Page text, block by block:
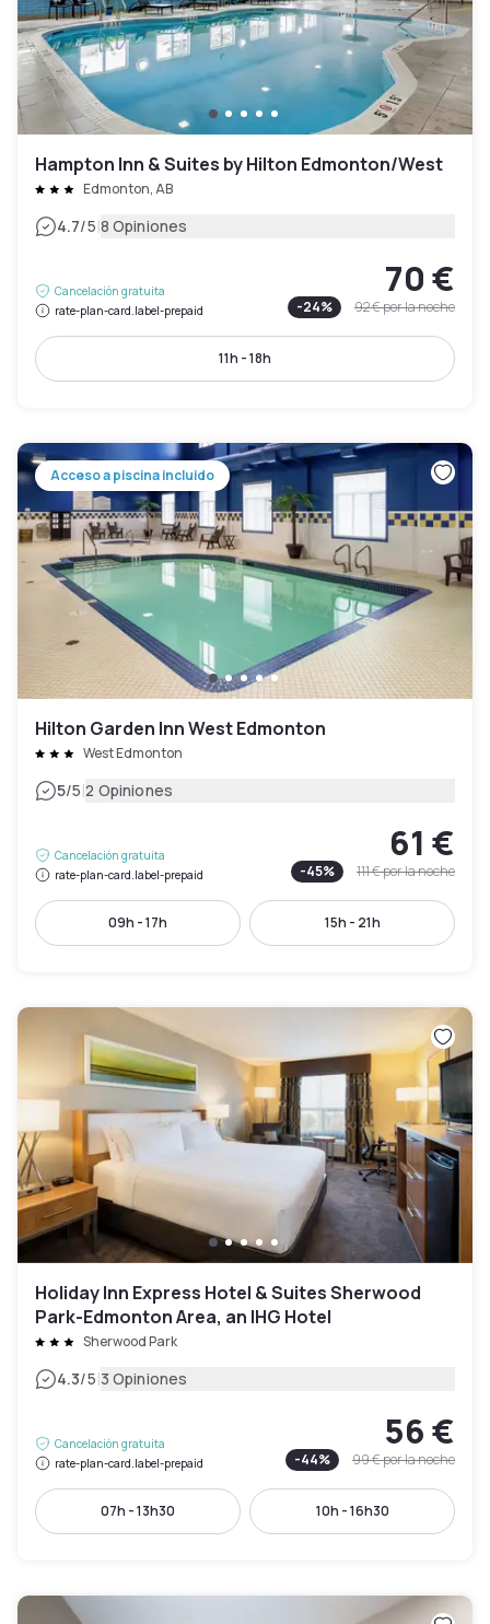
Hampton Inn & Suites by Hilton Edmonton/West
Edmonton, AB
4.7/5|8 Opiniones
Cancelación gratuita
rate-plan-card.label-prepaid
70 €
-24% 92 €por la noche
11h - 18h
Acceso a piscina incluido
Hilton Garden Inn West Edmonton
West Edmonton
5/5|2 Opiniones
Cancelación gratuita
rate-plan-card.label-prepaid
61 €
-45% 111 €por la noche
09h - 17h 15h - 21h
Holiday Inn Express Hotel & Suites Sherwood
Park-Edmonton Area, an IHG Hotel
Sherwood Park
4.3/5|3 Opiniones
Cancelación gratuita
rate-plan-card.label-prepaid
56 €
-44% 99 €por la noche
07h - 13h30 10h - 16h30